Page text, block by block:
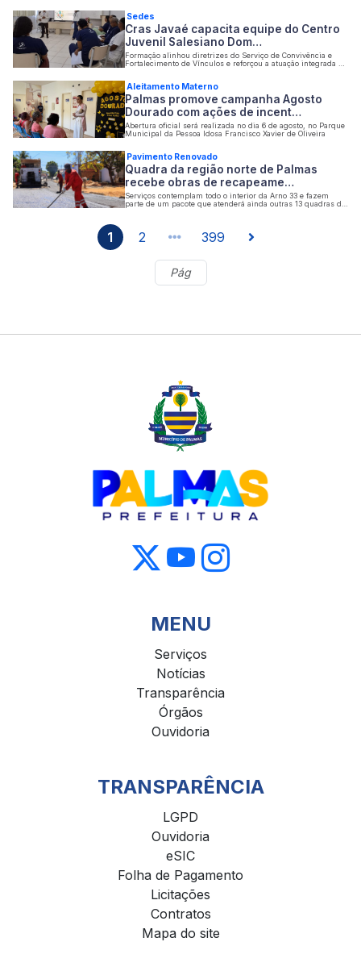
Sedes
Cras Javaé capacita equipe do Centro
Juvenil Salesiano Dom…
Formação alinhou diretrizes do Serviço de Convivência e
Fortalecimento de Vínculos e reforçou a atuação integrada da
Aleitamento Materno
Palmas promove campanha Agosto
Dourado com ações de incent…
Abertura oficial será realizada no dia 6 de agosto, no Parque
Municipal da Pessoa Idosa Francisco Xavier de Oliveira
Pavimento Renovado
Quadra da região norte de Palmas
recebe obras de recapeame…
Serviços contemplam todo o interior da Arno 33 e fazem
parte de um pacote que atenderá ainda outras 13 quadras do
1 2 399
MENU
Serviços
Notícias
Transparência
Órgãos
Ouvidoria
TRANSPARÊNCIA
LGPD
Ouvidoria
eSIC
Folha de Pagamento
Licitações
Contratos
Mapa do site